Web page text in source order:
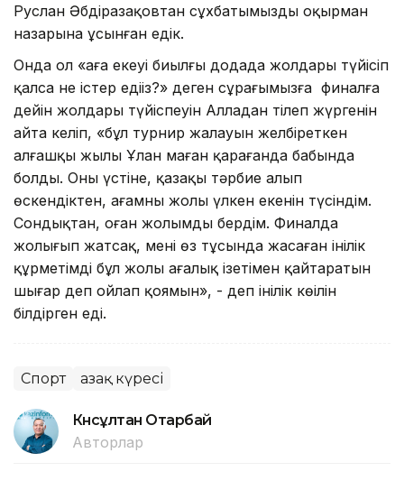
Руслан Әбдіразақовтан сұхбатымызды оқырман
назарына ұсынған едік.
Онда ол «ағаң екеуің биылғы додада жолдарың түйісіп
қалса не істер едіңіз?» деген сұрағымызға финалға
дейін жолдары түйіспеуін Алладан тілеп жүргенін
айта келіп, «бұл турнир жалауын желбіреткен
алғашқы жылы Ұлан маған қарағанда бабында
болды. Оның үстіне, қазақы тәрбие алып
өскендіктен, ағамның жолы үлкен екенін түсіндім.
Сондықтан, оған жолымды бердім. Финалда
жолығып жатсақ, менің өз тұсында жасаған інілік
құрметімді бұл жолы ағалық ізетімен қайтаратын
шығар деп ойлап қоямын», - деп інілік көңілін
білдірген еді.
Спорт Қазақ күресі
Күнсұлтан Отарбай
Авторлар